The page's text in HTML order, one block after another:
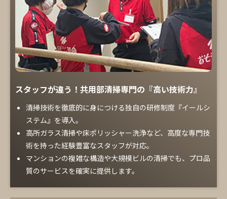
スタッフが違う！共用部清掃専門の『高い技術力』
清掃技術を徹底的に身につける独自の研修制度『イールシ
ステム』を導入。
高所ガラス清掃や床ポリッシャー洗浄など、高度な専門技
術を持った経験豊富なスタッフが対応。
マンションの複雑な構造や大規模ビルの清掃でも、プロ品
質のサービスを確実に提供します。